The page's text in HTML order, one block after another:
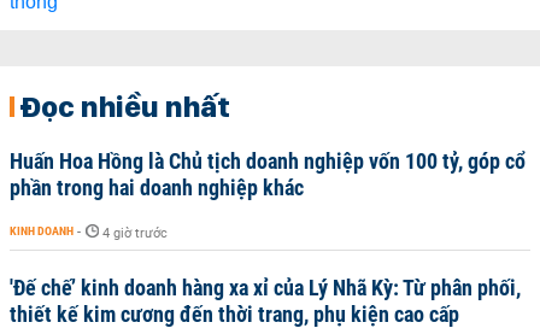
Đọc nhiều nhất
Huấn Hoa Hồng là Chủ tịch doanh nghiệp vốn 100 tỷ, góp cổ
phần trong hai doanh nghiệp khác
KINH DOANH - 4 giờ trước
'Đế chế’ kinh doanh hàng xa xỉ của Lý Nhã Kỳ: Từ phân phối,
thiết kế kim cương đến thời trang, phụ kiện cao cấp